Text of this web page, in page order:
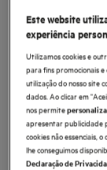
Filtro de
0
Benefícios
Filtro de carvão
Filtragem
O filtro de carvão
O filtro
loiça.
Este website
experiência
Utilizamos cookies e
para fins promocionais
utilização do nosso site
dados. Ao clicar em
nos permite
apresentar publicidade
cookies não essenciais,
lhe conseguimos
Declaração de